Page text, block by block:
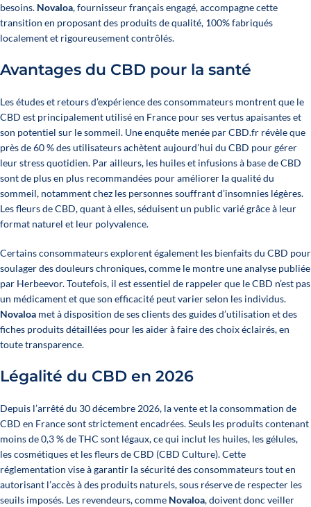
besoins. Novaloa, fournisseur français engagé, accompagne cette
transition en proposant des produits de qualité, 100% fabriqués
localement et rigoureusement contrôlés.
Avantages du CBD pour la santé
Les études et retours d’expérience des consommateurs montrent que le
CBD est principalement utilisé en France pour ses vertus apaisantes et
son potentiel sur le sommeil. Une enquête menée par CBD.fr révèle que
près de 60 % des utilisateurs achètent aujourd’hui du CBD pour gérer
leur stress quotidien. Par ailleurs, les huiles et infusions à base de CBD
sont de plus en plus recommandées pour améliorer la qualité du
sommeil, notamment chez les personnes souffrant d’insomnies légères.
Les fleurs de CBD, quant à elles, séduisent un public varié grâce à leur
format naturel et leur polyvalence.
Certains consommateurs explorent également les bienfaits du CBD pour
soulager des douleurs chroniques, comme le montre une analyse publiée
par Herbeevor. Toutefois, il est essentiel de rappeler que le CBD n’est pas
un médicament et que son efficacité peut varier selon les individus.
Novaloa met à disposition de ses clients des guides d’utilisation et des
fiches produits détaillées pour les aider à faire des choix éclairés, en
toute transparence.
Légalité du CBD en 2026
Depuis l’arrêté du 30 décembre 2026, la vente et la consommation de
CBD en France sont strictement encadrées. Seuls les produits contenant
moins de 0,3 % de THC sont légaux, ce qui inclut les huiles, les gélules,
les cosmétiques et les fleurs de CBD (CBD Culture). Cette
réglementation vise à garantir la sécurité des consommateurs tout en
autorisant l’accès à des produits naturels, sous réserve de respecter les
seuils imposés. Les revendeurs, comme Novaloa, doivent donc veiller